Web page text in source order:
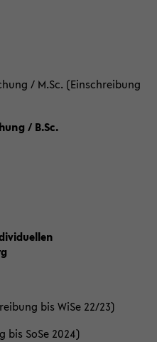
/ M.Sc. (Einschreibung
/ B.Sc.
bis WiSe 22/23)
bis SoSe 2024)